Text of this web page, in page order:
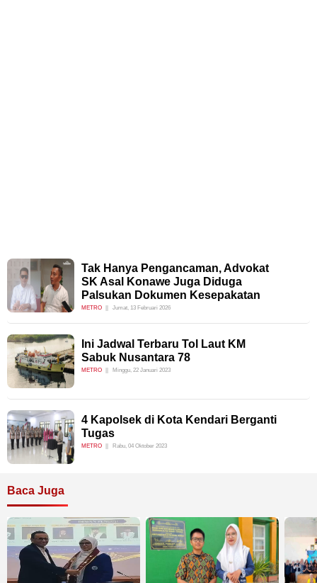
Tak Hanya Pengancaman, Advokat
SK Asal Konawe Juga Diduga
Palsukan Dokumen Kesepakatan
METRO Jumat, 13 Februari 2026
Ini Jadwal Terbaru Tol Laut KM
Sabuk Nusantara 78
METRO Minggu, 22 Januari 2023
4 Kapolsek di Kota Kendari Berganti
Tugas
METRO Rabu, 04 Oktober 2023
Baca Juga